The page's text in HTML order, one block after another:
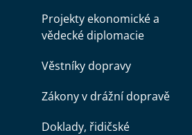
Projekty ekonomické a
vědecké diplomacie
Věstníky dopravy
Zákony v drážní dopravě
Doklady, řidičské